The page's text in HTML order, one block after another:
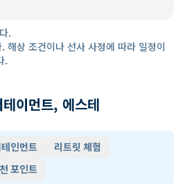
.
해상 조건이나 선사 사정에 따라 일정이
.
이먼트, 에스테
인먼트
리트릿 체험
포인트